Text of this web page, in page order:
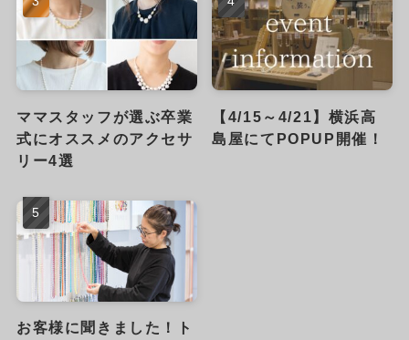
ママスタッフが選ぶ卒業
式にオススメのアクセサ
リー4選
【4/15～4/21】横浜高
島屋にてPOPUP開催！
お客様に聞きました！ト